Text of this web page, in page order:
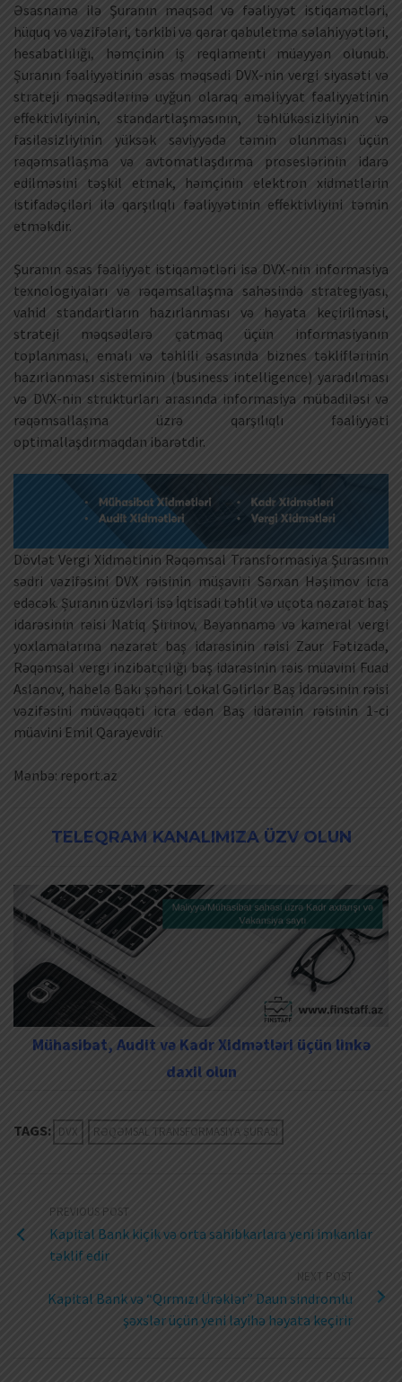
Əsasnamə ilə Şuranın məqsəd və fəaliyyət istiqamətləri,
hüquq və vəzifələri, tərkibi və qərar qəbuletmə səlahiyyətləri,
hesabatlılığı, həmçinin iş reqlamenti müəyyən olunub.
Şuranın fəaliyyətinin əsas məqsədi DVX-nin vergi siyasəti və
strateji məqsədlərinə uyğun olaraq əməliyyat fəaliyyətinin
effektivliyinin, standartlaşmasının, təhlükəsizliyinin və
fasiləsizliyinin yüksək səviyyədə təmin olunması üçün
rəqəmsallaşma və avtomatlaşdırma proseslərinin idarə
edilməsini təşkil etmək, həmçinin elektron xidmətlərin
istifadəçiləri ilə qarşılıqlı fəaliyyətinin effektivliyini təmin
etməkdir.
Şuranın əsas fəaliyyət istiqamətləri isə DVX-nin informasiya
texnologiyaları və rəqəmsallaşma sahəsində strategiyası,
vahid standartların hazırlanması və həyata keçirilməsi,
strateji məqsədlərə çatmaq üçün informasiyanın
toplanması, emalı və təhlili əsasında biznes təkliflərinin
hazırlanması sisteminin (business intelligence) yaradılması
və DVX-nin strukturları arasında informasiya mübadiləsi və
rəqəmsallaşma üzrə qarşılıqlı fəaliyyəti
optimallaşdırmaqdan ibarətdir.
Dövlət Vergi Xidmətinin Rəqəmsal Transformasiya Şurasının
sədri vəzifəsini DVX rəisinin müşaviri Sərxan Həşimov icra
edəcək. Şuranın üzvləri isə İqtisadi təhlil və uçota nəzarət baş
idarəsinin rəisi Natiq Şirinov, Bəyannamə və kameral vergi
yoxlamalarına nəzarət baş idarəsinin rəisi Zaur Fətizadə,
Rəqəmsal vergi inzibatçılığı baş idarəsinin rəis müavini Fuad
Aslanov, habelə Bakı şəhəri Lokal Gəlirlər Baş İdarəsinin rəisi
vəzifəsini müvəqqəti icra edən Baş idarənin rəisinin 1-ci
müavini Emil Qarayevdir.
Mənbə: report.az
TELEQRAM KANALIMIZA ÜZV OLUN
Mühasibat, Audit və Kadr Xidmətləri üçün linkə
daxil olun
TAGS: DVX RƏQƏMSAL TRANSFORMASIYA ŞURASI
PREVIOUS POST
Kapital Bank kiçik və orta sahibkarlara yeni imkanlar
təklif edir
NEXT POST
Kapital Bank və “Qırmızı Ürəklər” Daun sindromlu
şəxslər üçün yeni layihə həyata keçirir